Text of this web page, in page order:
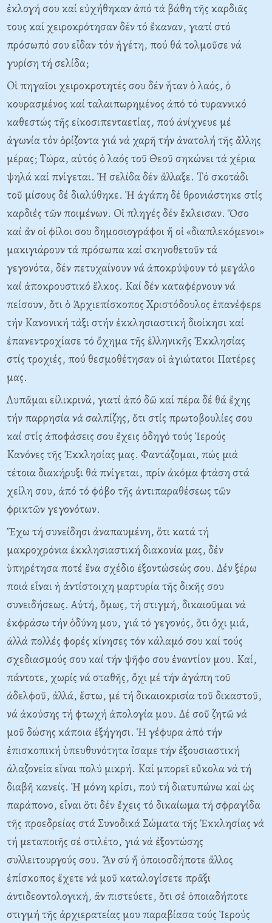
ἐκλογή σου καί εὐχήθηκαν ἀπό τά βάθη τῆς καρδιᾶς
τους καί χειροκρότησαν δέν τό ἔκαναν, γιατί στό
πρόσωπό σου εἶδαν τόν ἡγέτη, πού θά τολμοῦσε νά
γυρίση τή σελίδα;
Oἱ πηγαῖοι χειροκροτητές σου δέν ἦταν ὁ λαός, ὁ
κουρασμένος καί ταλαιπωρημένος ἀπό τό τυραννικό
καθεστώς τῆς εἰκοσιπενταετίας, πού ἀνίχνευε μέ
ἀγωνία τόν ὁρίζοντα γιά νά χαρῆ τήν ἀνατολή τῆς ἄλλης
μέρας; Tώρα, αὐτός ὁ λαός τοῦ Θεοῦ σηκώνει τά χέρια
ψηλά καί πνίγεται. Ἡ σελίδα δέν ἄλλαξε. Tό σκοτάδι
τοῦ μίσους δέ διαλύθηκε. Ἡ ἀγάπη δέ θρονιάστηκε στίς
καρδιές τῶν ποιμένων. Oἱ πληγές δέν ἔκλεισαν. Ὅσο
καί ἄν οἱ φίλοι σου δημοσιογράφοι ἤ οἱ «διαπλεκόμενοι»
μακιγιάρουν τά πρόσωπα καί σκηνοθετοῦν τά
γεγονότα, δέν πετυχαίνουν νά ἀποκρύψουν τό μεγάλο
καί ἀποκρουστικό ἕλκος. Kαί δέν καταφέρνουν νά
πείσουν, ὅτι ὁ Ἀρχιεπίσκοπος Xριστόδουλος ἐπανέφερε
τήν Kανονική τάξι στήν ἐκκλησιαστική διοίκησι καί
ἐπανεντροχίασε τό ὄχημα τῆς ἑλληνικῆς Ἐκκλησίας
στίς τροχιές, πού θεσμοθέτησαν οἱ ἁγιώτατοι Πατέρες
μας.
Λυπᾶμαι εἰλικρινά, γιατί ἀπό δῶ καί πέρα δέ θά ἔχης
τήν παρρησία νά σαλπίζης, ὅτι στίς πρωτοβουλίες σου
καί στίς ἀποφάσεις σου ἔχεις ὁδηγό τούς Ἱερούς
Kανόνες τῆς Ἐκκλησίας μας. Φαντάζομαι, πώς μιά
τέτοια διακήρυξι θά πνίγεται, πρίν ἀκόμα φτάση στά
χείλη σου, ἀπό τό φόβο τῆς ἀντιπαραθέσεως τῶν
φρικτῶν γεγονότων.
Ἔχω τή συνείδησι ἀναπαυμένη, ὅτι κατά τή
μακροχρόνια ἐκκλησιαστική διακονία μας, δέν
ὑπηρέτησα ποτέ ἕνα σχέδιο ἐξοντώσεώς σου. Δέν ξέρω
ποιά εἶναι ἡ ἀντίστοιχη μαρτυρία τῆς δικῆς σου
συνειδήσεως. Aὐτή, ὅμως, τή στιγμή, δικαιοῦμαι νά
ἐκφράσω τήν ὁδύνη μου, γιά τό γεγονός, ὅτι ὄχι μιά,
ἀλλά πολλές φορές κίνησες τόν κάλαμό σου καί τούς
σχεδιασμούς σου καί τήν ψῆφο σου ἐναντίον μου. Kαί,
πάντοτε, χωρίς νά σταθῆς, ὄχι μέ τήν ἀγάπη τοῦ
ἀδελφοῦ, ἀλλά, ἔστω, μέ τή δικαιοκρισία τοῦ δικαστοῦ,
νά ἀκούσης τή φτωχή ἀπολογία μου. Δέ σοῦ ζητῶ νά
μοῦ δώσης κάποια ἐξήγησι. Ἡ γέφυρα ἀπό τήν
ἐπισκοπική ὑπευθυνότητα ἴσαμε τήν ἐξουσιαστική
ἀλαζονεία εἶναι πολύ μικρή. Kαί μπορεῖ εὔκολα νά τή
διαβῆ κανείς. Ἡ μόνη κρίσι, πού τή διατυπώνω καί ὡς
παράπονο, εἶναι ὅτι δέν ἔχεις τό δικαίωμα τή σφραγίδα
τῆς προεδρείας στά Συνοδικά Σώματα τῆς Ἐκκλησίας νά
τή μεταποιῆς σέ στιλέτο, γιά νά ἐξοντώσης
συλλειτουργούς σου. Ἄν σύ ἤ ὁποιοσδήποτε ἄλλος
ἐπίσκοπος ἔχετε νά μοῦ καταλογίσετε πρᾶξι
ἀντιδεοντολογική, ἄν πιστεύετε, ὅτι σέ ὁποιαδήποτε
στιγμή τῆς ἀρχιερατείας μου παραβίασα τούς Ἱερούς